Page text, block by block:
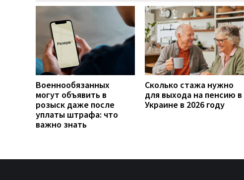
Военнообязанных
могут объявить в
розыск даже после
уплаты штрафа: что
важно знать
Сколько стажа нужно
для выхода на пенсию в
Украине в 2026 году